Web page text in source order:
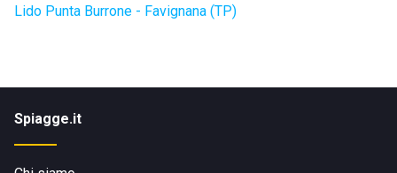
Lido Punta Burrone - Favignana (TP)
Spiagge.it